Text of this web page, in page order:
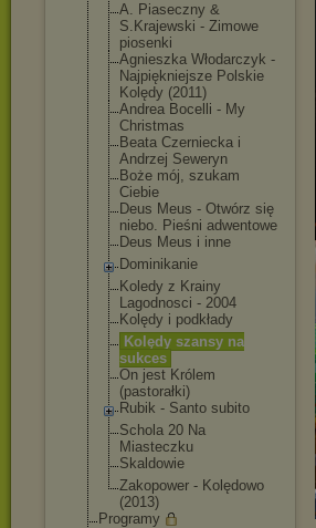
A. Piaseczny &
S.Krajewski - Zimowe
piosenki
Agnieszka Włodarczyk -
Najpiękniejsze Polskie
Kolędy (2011)
Andrea Bocelli - My
Christmas
Beata Czerniecka i
Andrzej Seweryn
Boże mój, szukam
Ciebie
Deus Meus - Otwórz się
niebo. Pieśni adwentowe
Deus Meus i inne
Dominikanie
Koledy z Krainy
Lagodnosci - 2004
Kolędy i podkłady
Kolędy szansy na
sukces
On jest Królem
(pastorałki)
Rubik - Santo subito
Schola 20 Na
Miasteczku
Skaldowie
Zakopower - Kolędowo
(2013)
Programy